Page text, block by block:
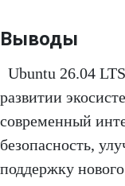
Выводы
Ubuntu 26.04
развитии
современный
безопасность,
поддержку